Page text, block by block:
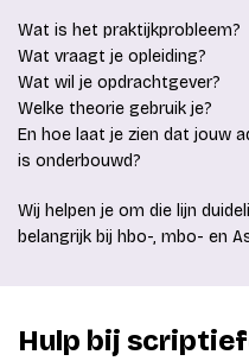
Wat is het praktijkprobleem?
Wat vraagt je opleiding?
Wat wil je opdrachtgever?
Welke theorie gebruik je?
En hoe laat je zien dat jouw
is onderbouwd?
Wij helpen je om die lijn
belangrijk bij hbo-, mbo- en
Hulp bij